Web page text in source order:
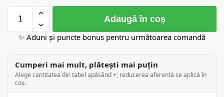
Adaugă în coș
✨ Aduni și puncte bonus pentru următoarea comandă
Cumperi mai mult, plătești mai puțin
Alege cantitatea din tabel apăsând +; reducerea aferentă se aplică în
coș.